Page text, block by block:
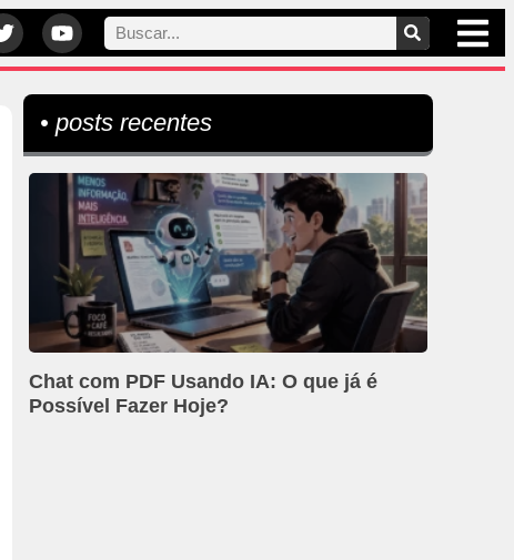
• posts recentes
Chat com PDF Usando IA: O que já é
Possível Fazer Hoje?